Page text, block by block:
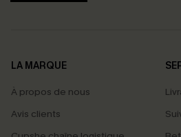
LA MARQUE
À propos de nous
Avis clients